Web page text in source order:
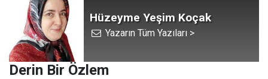
Hüzeyme Yeşim Koçak
Yazarın Tüm Yazıları >
Derin Bir Özlem